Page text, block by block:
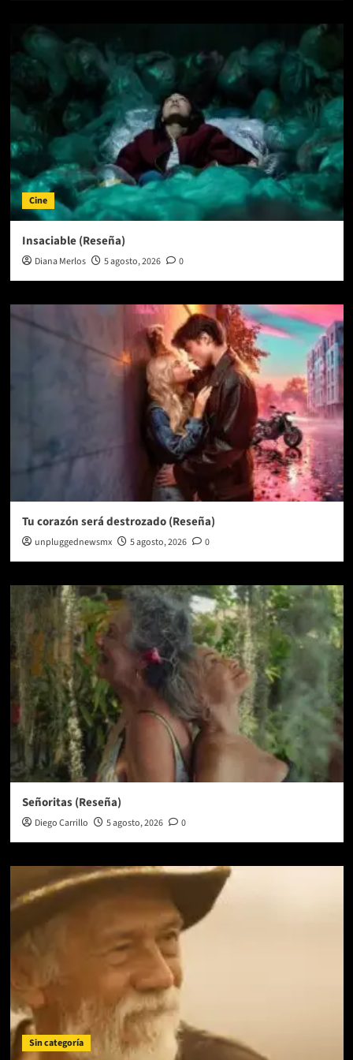
Cine
Insaciable (Reseña)
Diana Merlos 5 agosto, 2026 0
Tu corazón será destrozado (Reseña)
unpluggednewsmx 5 agosto, 2026 0
Señoritas (Reseña)
Diego Carrillo 5 agosto, 2026 0
Sin categoría